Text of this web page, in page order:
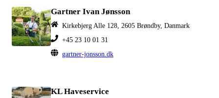
Gartner Ivan Jønsson
Kirkebjerg Alle 128, 2605 Brøndby, Danmark
+45 23 10 01 31
gartner-jonsson.dk
KL Haveservice